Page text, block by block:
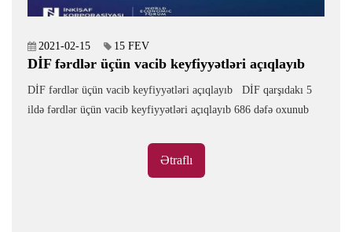
2021-02-15 15 FEV
DİF fərdlər üçün vacib keyfiyyətləri açıqlayıb
DİF fərdlər üçün vacib keyfiyyətləri açıqlayıb DİF qarşıdakı 5
ildə fərdlər üçün vacib keyfiyyətləri açıqlayıb 686 dəfə oxunub
Ətraflı